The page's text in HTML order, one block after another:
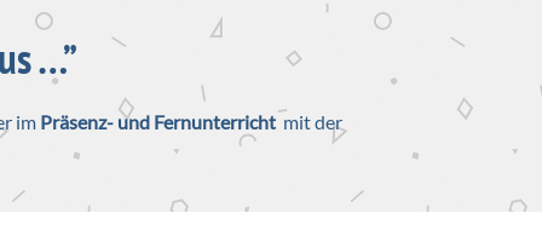
…”
im Präsenz- und Fernunterricht mit der